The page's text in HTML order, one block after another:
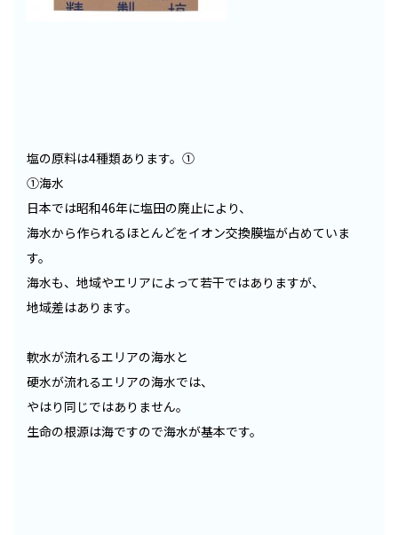
塩の原料は4種類あります。①
①海水
日本では昭和46年に塩田の廃止により、
海水から作られるほとんどをイオン交換膜塩が占めていま
す。
海水も、地域やエリアによって若干ではありますが、
地域差はあります。
軟水が流れるエリアの海水と
硬水が流れるエリアの海水では、
やはり同じではありません。
生命の根源は海ですので海水が基本です。